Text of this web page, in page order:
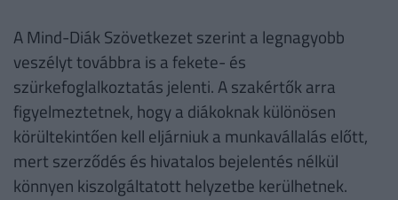
A Mind-Diák Szövetkezet szerint a legnagyobb
veszélyt továbbra is a fekete- és
szürkefoglalkoztatás jelenti. A szakértők arra
figyelmeztetnek, hogy a diákoknak különösen
körültekintően kell eljárniuk a munkavállalás előtt,
mert szerződés és hivatalos bejelentés nélkül
könnyen kiszolgáltatott helyzetbe kerülhetnek.